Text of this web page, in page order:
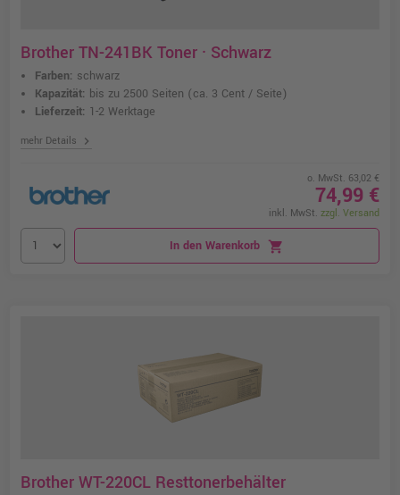
Brother TN-241BK Toner · Schwarz
Farben: schwarz
Kapazität: bis zu 2500 Seiten (ca. 3 Cent / Seite)
Lieferzeit: 1-2 Werktage
mehr Details chevron_right
o. MwSt. 63,02 €
74,99 €
inkl. MwSt. zzgl. Versand
In den Warenkorb shopping_cart
Brother WT-220CL Resttonerbehälter